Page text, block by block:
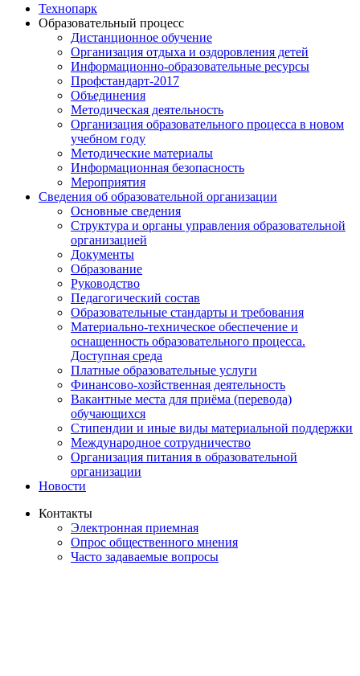
Технопарк
Образовательный процесс
Дистанционное обучение
Организация отдыха и оздоровления детей
Информационно-образовательные ресурсы
Профстандарт-2017
Объединения
Методическая деятельность
Организация образовательного процесса в новом
учебном году
Методические материалы
Информационная безопасность
Мероприятия
Сведения об образовательной организации
Основные сведения
Структура и органы управления образовательной
организацией
Документы
Образование
Руководство
Педагогический состав
Образовательные стандарты и требования
Материально-техническое обеспечение и
оснащенность образовательного процесса.
Доступная среда
Платные образовательные услуги
Финансово-хозйственная деятельность
Вакантные места для приёма (перевода)
обучающихся
Стипендии и иные виды материальной поддержки
Международное сотрудничество
Организация питания в образовательной
организации
Новости
Контакты
Электронная приемная
Опрос общественного мнения
Часто задаваемые вопросы